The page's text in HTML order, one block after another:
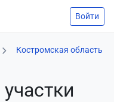
Войти
Костромская область